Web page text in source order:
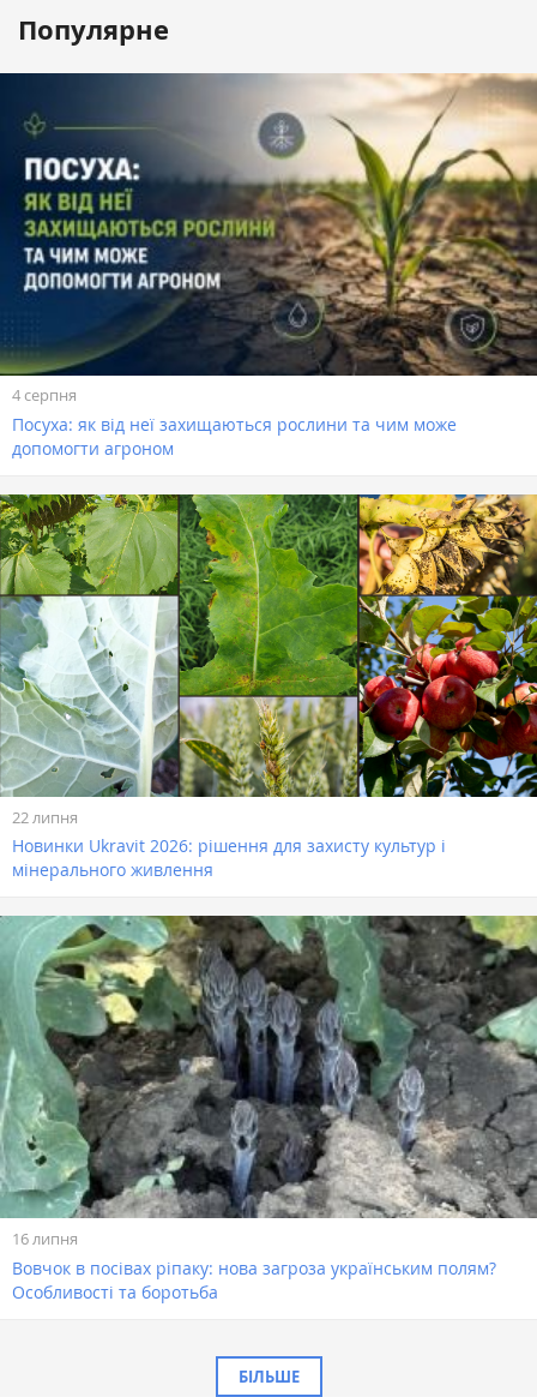
Популярне
4 серпня
Посуха: як від неї захищаються рослини та чим може
допомогти агроном
22 липня
Новинки Ukravit 2026: рішення для захисту культур і
мінерального живлення
16 липня
Вовчок в посівах ріпаку: нова загроза українським полям?
Особливості та боротьба
БІЛЬШЕ